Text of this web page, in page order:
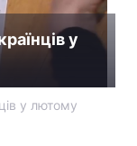
у
у лютому